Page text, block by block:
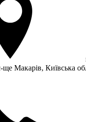
ще Макарів, Київська